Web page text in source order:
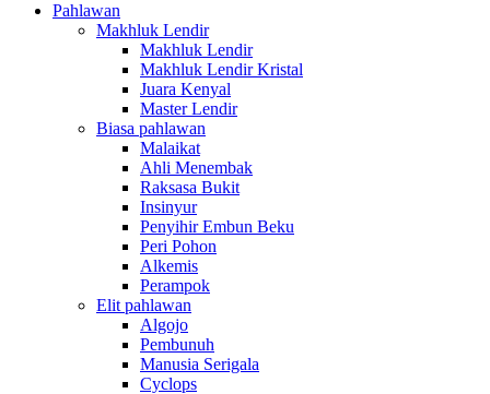
Pahlawan
Makhluk Lendir
Makhluk Lendir
Makhluk Lendir Kristal
Juara Kenyal
Master Lendir
Biasa pahlawan
Malaikat
Ahli Menembak
Raksasa Bukit
Insinyur
Penyihir Embun Beku
Peri Pohon
Alkemis
Perampok
Elit pahlawan
Algojo
Pembunuh
Manusia Serigala
Cyclops